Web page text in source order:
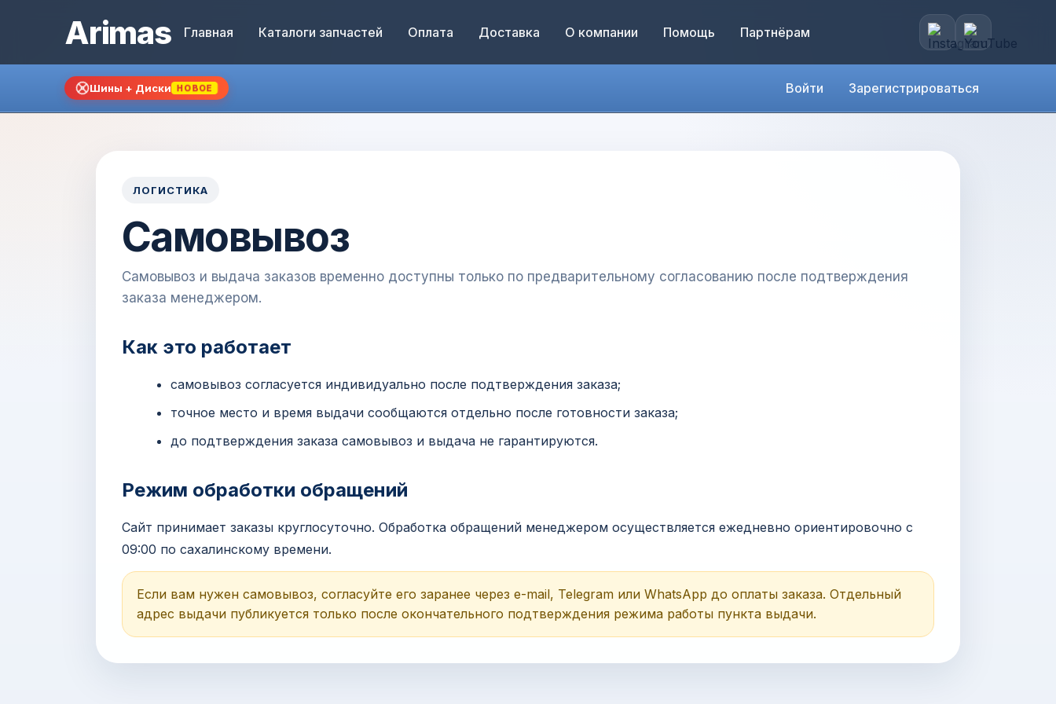
Arimas Главная Каталоги запчастей Оплата Доставка О компании Помощь Партнёрам
Шины + Диски НОВОЕ Войти Зарегистрироваться
ЛОГИСТИКА
Самовывоз
Самовывоз и выдача заказов временно доступны только по предварительному согласованию после подтверждения
заказа менеджером.
Как это работает
самовывоз согласуется индивидуально после подтверждения заказа;
точное место и время выдачи сообщаются отдельно после готовности заказа;
до подтверждения заказа самовывоз и выдача не гарантируются.
Режим обработки обращений
Сайт принимает заказы круглосуточно. Обработка обращений менеджером осуществляется ежедневно ориентировочно с
09:00 по сахалинскому времени.
Если вам нужен самовывоз, согласуйте его заранее через e-mail, Telegram или WhatsApp до оплаты заказа. Отдельный
адрес выдачи публикуется только после окончательного подтверждения режима работы пункта выдачи.